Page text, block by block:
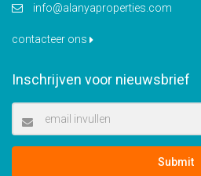
info@alanyaproperties.com
contacteer ons
Inschrijven voor nieuwsbrief
Submit